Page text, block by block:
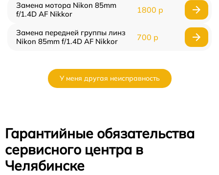
Замена мотора Nikon 85mm
f/1.4D AF Nikkor
1800 р
Замена передней группы линз
Nikon 85mm f/1.4D AF Nikkor
700 р
У меня другая неисправность
Гарантийные обязательства
сервисного центра в
Челябинске